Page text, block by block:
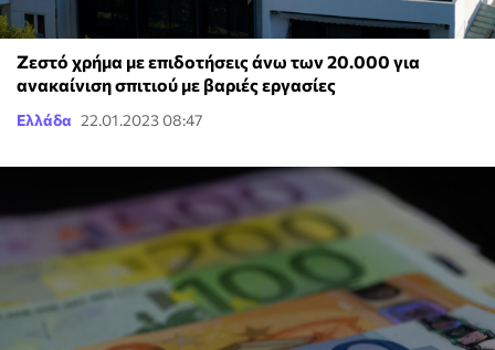
Ζεστό χρήμα με επιδοτήσεις άνω των 20.000 για
ανακαίνιση σπιτιού με βαριές εργασίες
Ελλάδα 22.01.2023 08:47